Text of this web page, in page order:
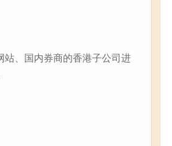
、国内券商的香港子公司进